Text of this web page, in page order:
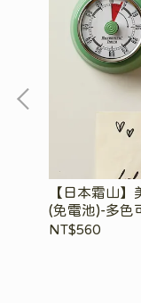
【日本霜山
(免電池)-多色
NT$560